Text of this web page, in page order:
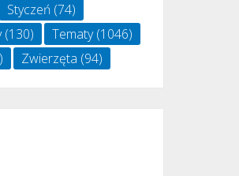
Styczeń (74)
(130) Tematy(1046)
Zwierzęta (94)